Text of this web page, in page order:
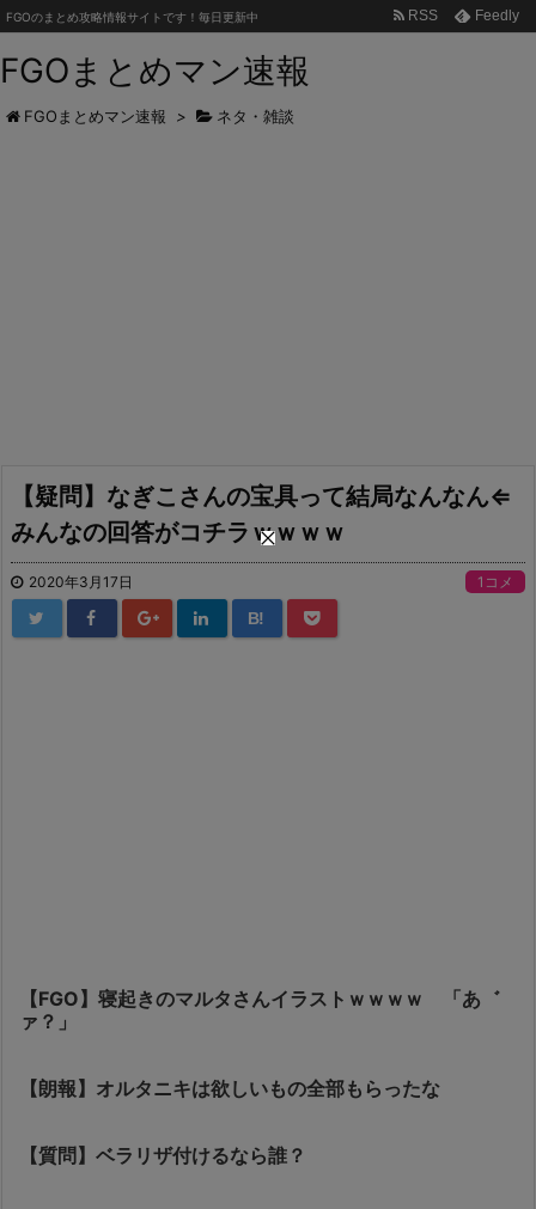
FGOまとめマン速報
FGOのまとめ攻略情報サイトです！毎日更新中 RSS Feedly
FGOまとめマン速報 > ネタ・雑談
【疑問】なぎこさんの宝具って結局なんなん⇐
みんなの回答がコチラｗｗｗｗ
2020年3月17日 1コメ
B!
【FGO】寝起きのマルタさんイラストｗｗｗｗ 「あ゛
ァ？」
【朗報】オルタニキは欲しいもの全部もらったな
【質問】ベラリザ付けるなら誰？